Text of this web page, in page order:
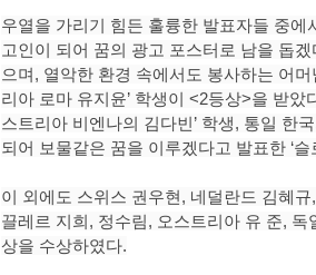
우열을 가리기 힘든 훌륭한 발표자들 중에
고인이 되어 꿈의 광고 포스터로 남을 돕
으며, 열악한 환경 속에서도 봉사하는 어
리아 로마 유지윤’ 학생이 <2등상>을 받았
스트리아 비엔나의 김다빈’ 학생, 통일 한
되어 보물같은 꿈을 이루겠다고 발표한 ‘
이 외에도 스위스 권우현, 네덜란드 김혜
끌레르 지희, 정수림, 오스트리아 유 준,
상을 수상하였다.